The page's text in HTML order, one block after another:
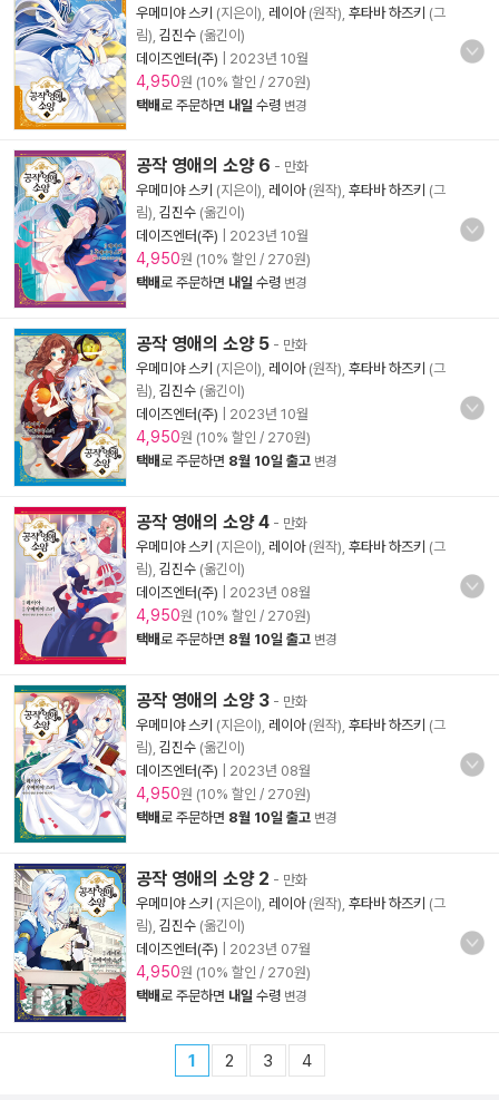
우메미야 스키 (지은이), 레이아(원작), 후타바 하즈키 (그
림), 김진수 (옮긴이)
데이즈엔터(주)
2023년 10월
4,950원 (10% 할인 / 270원)
택배로 주문하면 내일 수령 변경
공작 영애의 소양 6 - 만화
우메미야 스키 (지은이), 레이아(원작), 후타바 하즈키 (그
림), 김진수 (옮긴이)
데이즈엔터(주)
2023년 10월
4,950원 (10% 할인 / 270원)
택배로 주문하면 내일 수령 변경
공작 영애의 소양 5 - 만화
우메미야 스키 (지은이), 레이아(원작), 후타바 하즈키 (그
림), 김진수 (옮긴이)
데이즈엔터(주)
2023년 10월
4,950원 (10% 할인 / 270원)
택배로 주문하면 8월 10일 출고 변경
공작 영애의 소양 4 - 만화
우메미야 스키 (지은이), 레이아(원작), 후타바 하즈키 (그
림), 김진수 (옮긴이)
데이즈엔터(주)
2023년 08월
4,950원 (10% 할인 / 270원)
택배로 주문하면 8월 10일 출고 변경
공작 영애의 소양 3 - 만화
우메미야 스키 (지은이), 레이아(원작), 후타바 하즈키 (그
림), 김진수 (옮긴이)
데이즈엔터(주)
2023년 08월
4,950원 (10% 할인 / 270원)
택배로 주문하면 8월 10일 출고 변경
공작 영애의 소양 2 - 만화
우메미야 스키 (지은이), 레이아(원작), 후타바 하즈키 (그
림), 김진수 (옮긴이)
데이즈엔터(주)
2023년 07월
4,950원 (10% 할인 / 270원)
택배로 주문하면 내일 수령 변경
1 2 3 4